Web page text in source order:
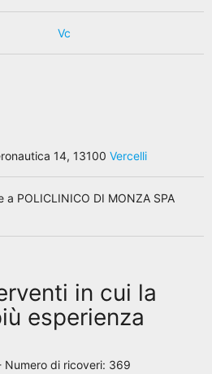
Vc
14, 13100 Vercelli
a POLICLINICO DI MONZA SPA
in cui la
esperienza
Numero di ricoveri: 369